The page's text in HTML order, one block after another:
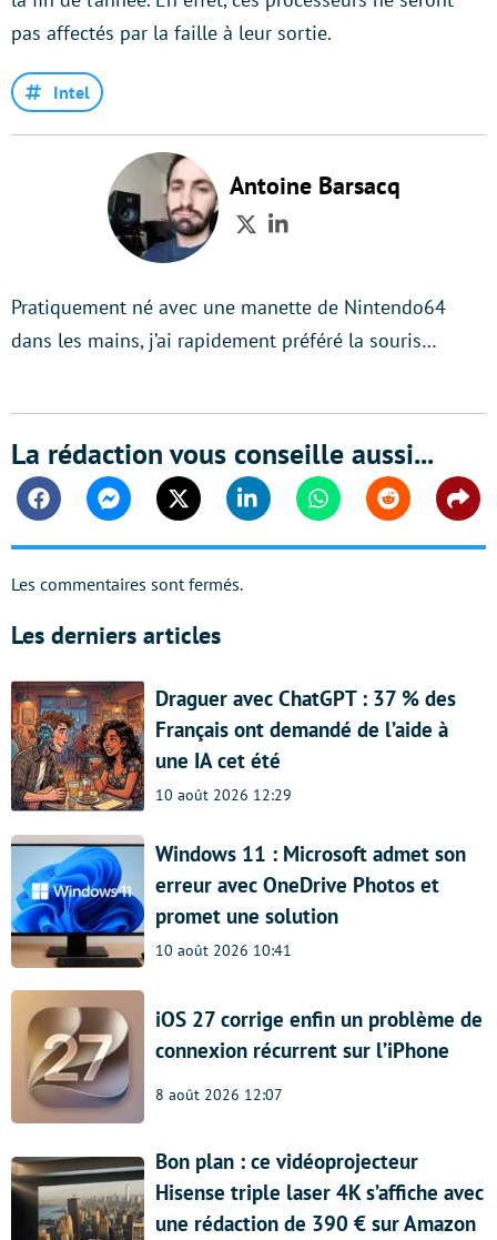
pas affectés par la faille à leur sortie.
Intel
Antoine Barsacq
TwitterLinkedIn
Pratiquement né avec une manette de Nintendo64
dans les mains, j’ai rapidement préféré la souris…
La rédaction vous conseille aussi...
FacebookMessengerTwitter Linkedin WhatsappReddit
Les commentaires sont fermés.
Les derniers articles
Draguer avec ChatGPT : 37 % des
Français ont demandé de l’aide à
une IA cet été
10 août 2026 12:29
Windows 11 : Microsoft admet son
erreur avec OneDrive Photos et
promet une solution
10 août 2026 10:41
iOS 27 corrige enfin un problème de
connexion récurrent sur l’iPhone
8 août 2026 12:07
Bon plan : ce vidéoprojecteur
Hisense triple laser 4K s’affiche avec
une rédaction de 390 € sur Amazon